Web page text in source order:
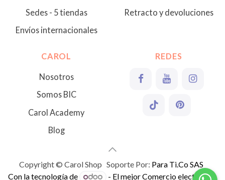
Sedes - 5 tiendas
Envíos internacionales
Retracto y devoluciones
CAROL
Nosotros
Somos BIC
Carol Academy
Blog
REDES
Copyright © Carol Shop Soporte Por: Para Ti.Co SAS
Con la tecnología de
- El mejorComercio electrónico